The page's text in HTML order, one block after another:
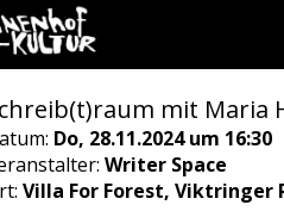
mit Maria
Do, 28.11.2024 um 16:30
Writer Space
Villa For Forest, Viktringer